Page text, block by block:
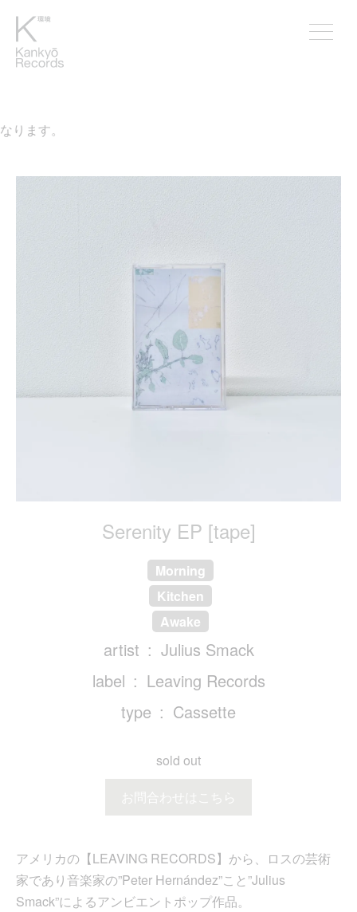
ます。
Serenity EP [tape]
Morning
Kitchen
Awake
artist
Julius Smack
label
Leaving Records
type
Cassette
sold out
お問合わせはこちら
アメリカの【LEAVING RECORDS】から、ロスの芸術
家であり音楽家の”Peter Hernández”こと”Julius
Smack”によるアンビエントポップ作品。